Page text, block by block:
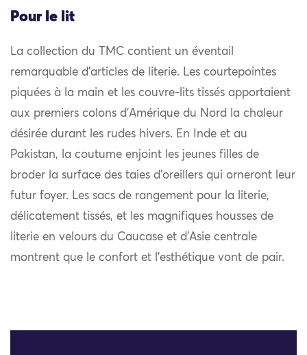
Pour le lit
La collection du TMC contient un éventail
remarquable d’articles de literie. Les courtepointes
piquées à la main et les couvre-lits tissés apportaient
aux premiers colons d’Amérique du Nord la chaleur
désirée durant les rudes hivers. En Inde et au
Pakistan, la coutume enjoint les jeunes filles de
broder la surface des taies d’oreillers qui orneront leur
futur foyer. Les sacs de rangement pour la literie,
délicatement tissés, et les magnifiques housses de
literie en velours du Caucase et d’Asie centrale
montrent que le confort et l’esthétique vont de pair.